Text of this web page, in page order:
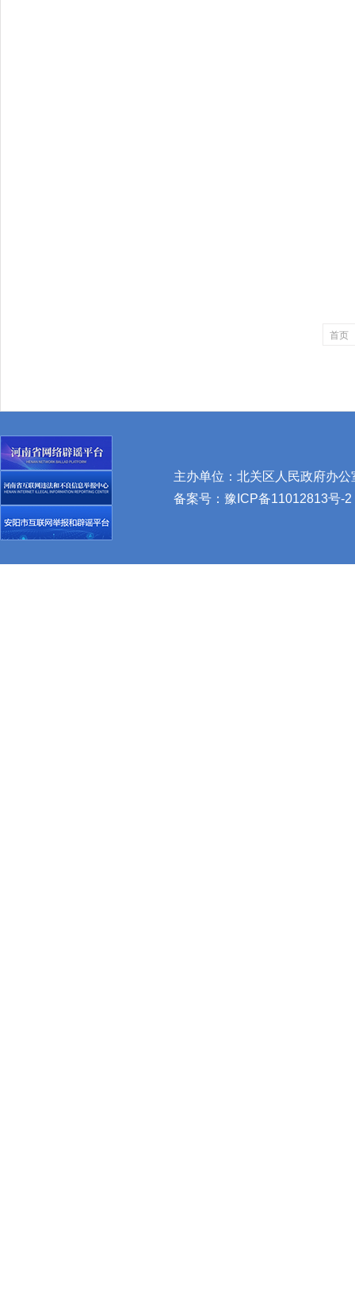
首页
主办单位：北关区人民政府办
备案号： 豫ICP备11012813号-2